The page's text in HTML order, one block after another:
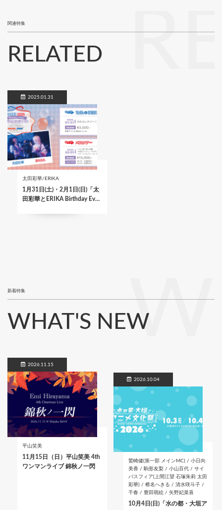
関連特集
RELATED
2025.01.31
太田彩華/ERIKA
1月31日(土)・2月1日(日)「太
田彩華とERIKA Birthday Ev…
新着特集
WHAT'S NEW
2026.11.15
平山笑美
11月15日（日）平山笑美 4th
ワンマンライブ 錦秋ノ一閃
2026.10.04
鷲崎健(第一部 メインMC) / 小日向
美香 / 駒形友梨 / 小山百代 / サイ
バスフィア(上間江望 石塚朱莉 太田
彩華) / 椎名へきる / 清水咲斗子 /
千春 / 豊田萌絵 / 矢野妃菜喜
10月4日(日)「水の都・大垣ア